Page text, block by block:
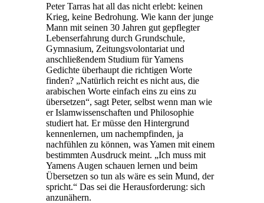
Peter Tarras hat all das nicht erlebt: keinen
Krieg, keine Bedrohung. Wie kann der junge
Mann mit seinen 30 Jahren gut gepflegter
Lebenserfahrung durch Grundschule,
Gymnasium, Zeitungsvolontariat und
anschließendem Studium für Yamens
Gedichte überhaupt die richtigen Worte
finden? „Natürlich reicht es nicht aus, die
arabischen Worte einfach eins zu eins zu
übersetzen“, sagt Peter, selbst wenn man wie
er Islamwissenschaften und Philosophie
studiert hat. Er müsse den Hintergrund
kennenlernen, um nachempfinden, ja
nachfühlen zu können, was Yamen mit einem
bestimmten Ausdruck meint. „Ich muss mit
Yamens Augen schauen lernen und beim
Übersetzen so tun als wäre es sein Mund, der
spricht.“ Das sei die Herausforderung: sich
anzunähern.